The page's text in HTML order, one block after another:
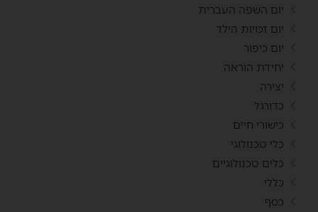
יום השפה העברית
יום זכויות הילד
יום כיפור
יחידת הוראה
יצירה
כדורגל
כישורי חיים
כלי טכנולוגי
כלים טכנולוגיים
כללי
כסף